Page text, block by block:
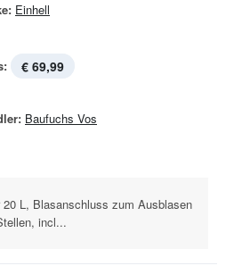
Einhell
€ 69,99
Baufuchs Vos
L, Blasanschluss zum Ausblasen
incl...